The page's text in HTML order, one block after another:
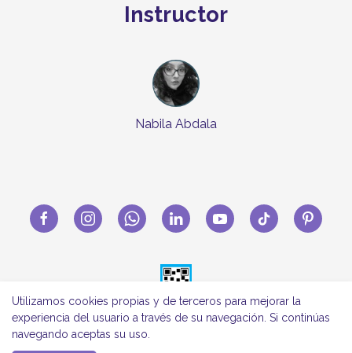
Instructor
Nabila Abdala
Utilizamos cookies propias y de terceros para mejorar la
experiencia del usuario a través de su navegación. Si continúas
navegando aceptas su uso.